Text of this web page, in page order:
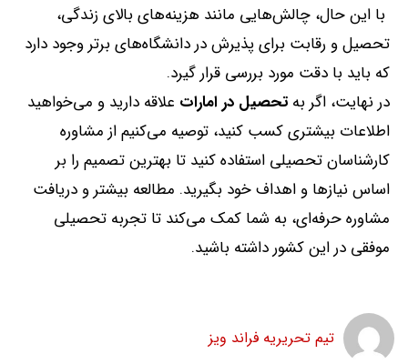
با این حال، چالش‌هایی مانند هزینه‌های بالای زندگی،
تحصیل و رقابت برای پذیرش در دانشگاه‌های برتر وجود دارد
که باید با دقت مورد بررسی قرار گیرد.
در نهایت، اگر به تحصیل در امارات علاقه دارید و می‌خواهید
اطلاعات بیشتری کسب کنید، توصیه می‌کنیم از مشاوره
کارشناسان تحصیلی استفاده کنید تا بهترین تصمیم را بر
اساس نیازها و اهداف خود بگیرید. مطالعه بیشتر و دریافت
مشاوره حرفه‌ای، به شما کمک می‌کند تا تجربه تحصیلی
موفقی در این کشور داشته باشید.
تیم تحریریه فراند ویز